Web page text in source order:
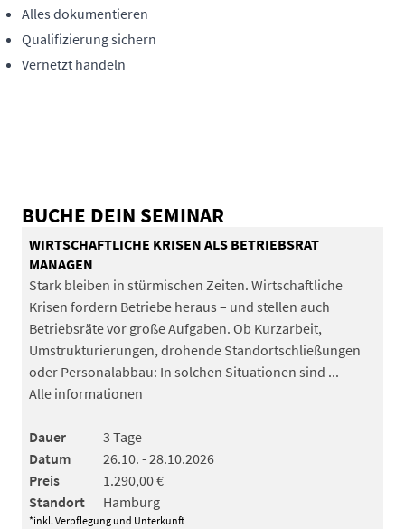
Alles dokumentieren
Qualifizierung sichern
Vernetzt handeln
BUCHE DEIN SEMINAR
WIRTSCHAFTLICHE KRISEN ALS BETRIEBSRAT
MANAGEN
Stark bleiben in stürmischen Zeiten. Wirtschaftliche
Krisen fordern Betriebe heraus – und stellen auch
Betriebsräte vor große Aufgaben. Ob Kurzarbeit,
Umstrukturierungen, drohende Standortschließungen
oder Personalabbau: In solchen Situationen sind ...
Alle informationen
Dauer
3 Tage
Datum
26.10. - 28.10.2026
Preis
1.290,00 €
Standort
Hamburg
*inkl. Verpflegung und Unterkunft